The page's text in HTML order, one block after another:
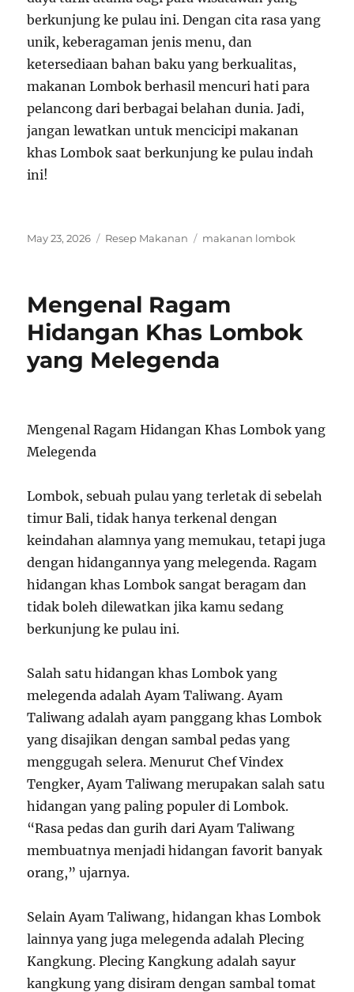
berkunjung ke pulau ini. Dengan cita rasa yang
unik, keberagaman jenis menu, dan
ketersediaan bahan baku yang berkualitas,
makanan Lombok berhasil mencuri hati para
pelancong dari berbagai belahan dunia. Jadi,
jangan lewatkan untuk mencicipi makanan
khas Lombok saat berkunjung ke pulau indah
ini!
Posted
May 23, 2026 Categories
Resep Makanan Tags
makanan lombok
Mengenal Ragam
Hidangan Khas Lombok
yang Melegenda
Mengenal Ragam Hidangan Khas Lombok yang
Melegenda
Lombok, sebuah pulau yang terletak di sebelah
timur Bali, tidak hanya terkenal dengan
keindahan alamnya yang memukau, tetapi juga
dengan hidangannya yang melegenda. Ragam
hidangan khas Lombok sangat beragam dan
tidak boleh dilewatkan jika kamu sedang
berkunjung ke pulau ini.
Salah satu hidangan khas Lombok yang
melegenda adalah Ayam Taliwang. Ayam
Taliwang adalah ayam panggang khas Lombok
yang disajikan dengan sambal pedas yang
menggugah selera. Menurut Chef Vindex
Tengker, Ayam Taliwang merupakan salah satu
hidangan yang paling populer di Lombok.
“Rasa pedas dan gurih dari Ayam Taliwang
membuatnya menjadi hidangan favorit banyak
orang,” ujarnya.
Selain Ayam Taliwang, hidangan khas Lombok
lainnya yang juga melegenda adalah Plecing
Kangkung. Plecing Kangkung adalah sayur
kangkung yang disiram dengan sambal tomat